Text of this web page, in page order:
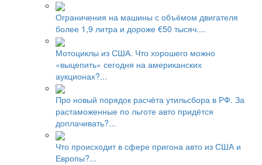
Ограничения на машины с объёмом двигателя
более 1,9 литра и дороже €50 тысяч....
Мотоциклы из США. Что хорошего можно
«выцепить» сегодня на американских
аукционах?...
Про новый порядок расчёта утильсбора в РФ. За
растаможенные по льготе авто придётся
доплачивать?...
Что происходит в сфере пригона авто из США и
Европы?...